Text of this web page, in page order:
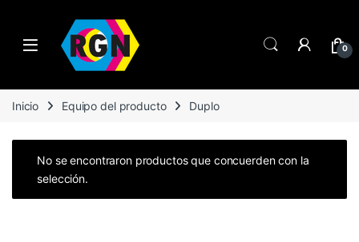
Open 0
Inicio Equipo del producto Duplo
No se encontraron productos que concuerden con la
selección.